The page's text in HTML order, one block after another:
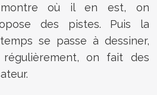
montre où il en est, on
des pistes. Puis la
se passe à dessiner,
on fait des